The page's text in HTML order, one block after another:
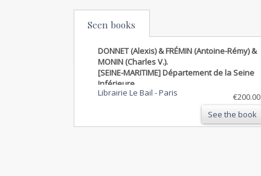
Seen books
DONNET (Alexis) & FRÉMIN (Antoine-Rémy) &
MONIN (Charles V.).
[SEINE-MARITIME] Département de la Seine
Inférieure.
Librairie Le Bail -Paris
€200.00
See the book